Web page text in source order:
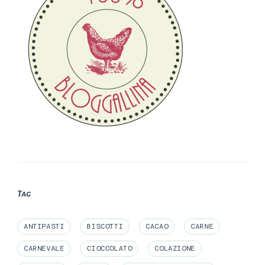
Tag
ANTIPASTI BISCOTTI CACAO CARNE
CARNEVALE CIOCCOLATO COLAZIONE